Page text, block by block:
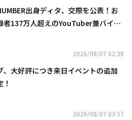
出身ディタ、交際を公表！お
者137万人超えのYouTuber兼バイオ
2026/08/07 02:38
、大好評につき来日イベントの追加
2026/08/07 03:57